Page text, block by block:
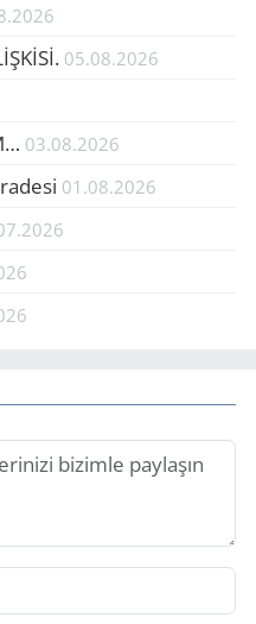
05.08.2026
03.08.2026
01.08.2026